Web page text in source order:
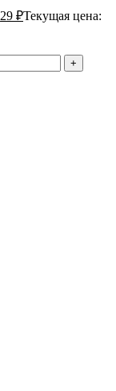
29 ₽Текущая цена: